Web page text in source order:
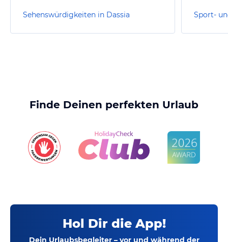
Sehenswürdigkeiten in Dassia Sport-
Finde Deinen perfekten Urlaub
Hol Dir die App!
Dein Urlaubsbegleiter – vor und während der